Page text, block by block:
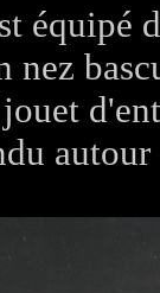
équipé
nez